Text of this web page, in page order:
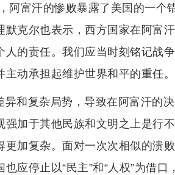
阿富汗的惨败暴露了美国的一
克尔也表示，西方国家在阿富
的责任。我们应当时刻铭记战
动承担起维护世界和平的重任。
和复杂局势，导致在阿富汗的
加于其他民族和文明之上是行
加复杂。面对一次次相似的溃
应停止以“民主”和“人权”为借口